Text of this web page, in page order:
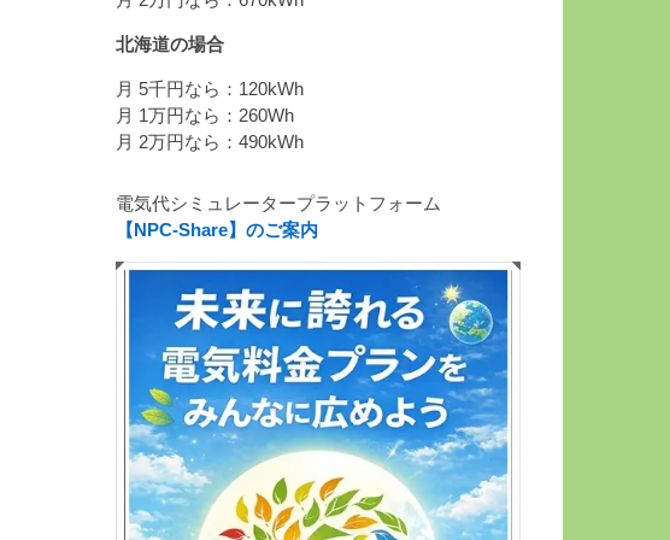
北海道の場合
月 5千円なら：120kWh
月 1万円なら：260Wh
月 2万円なら：490kWh
電気代シミュレータープラットフォーム
【NPC-Share】のご案内